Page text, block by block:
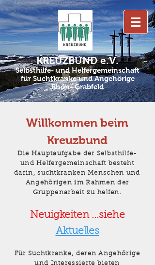
KREUZBUND e.V.
Selbsthilfe- und Helfergemeinschaft
für Suchtkranke und Angehörige
Rhön- Grabfeld
Willkommen beim
Kreuzbund
Die Hauptaufgabe der Selbsthilfe-
und Helfergemeinschaft besteht
darin, suchtkranken Menschen und
Angehörigen im Rahmen der
Gruppenarbeit zu helfen.
Neuigkeiten ...siehe
Aktuelles
Für Suchtkranke, deren Angehörige
und Interessierte bieten